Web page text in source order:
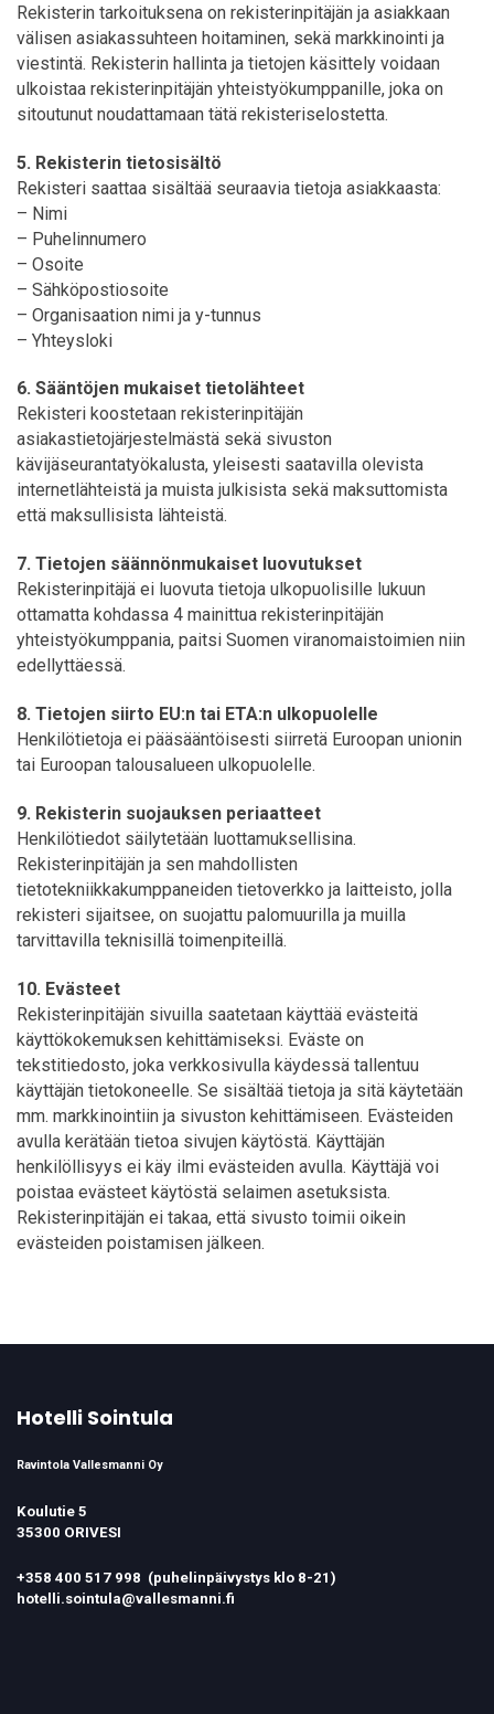
Rekisterin tarkoituksena on rekisterinpitäjän ja asiakkaan
välisen asiakassuhteen hoitaminen, sekä markkinointi ja
viestintä. Rekisterin hallinta ja tietojen käsittely voidaan
ulkoistaa rekisterinpitäjän yhteistyökumppanille, joka on
sitoutunut noudattamaan tätä rekisteriselostetta.
5. Rekisterin tietosisältö
Rekisteri saattaa sisältää seuraavia tietoja asiakkaasta:
– Nimi
– Puhelinnumero
– Osoite
– Sähköpostiosoite
– Organisaation nimi ja y-tunnus
– Yhteysloki
6. Sääntöjen mukaiset tietolähteet
Rekisteri koostetaan rekisterinpitäjän
asiakastietojärjestelmästä sekä sivuston
kävijäseurantatyökalusta, yleisesti saatavilla olevista
internetlähteistä ja muista julkisista sekä maksuttomista
että maksullisista lähteistä.
7. Tietojen säännönmukaiset luovutukset
Rekisterinpitäjä ei luovuta tietoja ulkopuolisille lukuun
ottamatta kohdassa 4 mainittua rekisterinpitäjän
yhteistyökumppania, paitsi Suomen viranomaistoimien niin
edellyttäessä.
8. Tietojen siirto EU:n tai ETA:n ulkopuolelle
Henkilötietoja ei pääsääntöisesti siirretä Euroopan unionin
tai Euroopan talousalueen ulkopuolelle.
9. Rekisterin suojauksen periaatteet
Henkilötiedot säilytetään luottamuksellisina.
Rekisterinpitäjän ja sen mahdollisten
tietotekniikkakumppaneiden tietoverkko ja laitteisto, jolla
rekisteri sijaitsee, on suojattu palomuurilla ja muilla
tarvittavilla teknisillä toimenpiteillä.
10. Evästeet
Rekisterinpitäjän sivuilla saatetaan käyttää evästeitä
käyttökokemuksen kehittämiseksi. Eväste on
tekstitiedosto, joka verkkosivulla käydessä tallentuu
käyttäjän tietokoneelle. Se sisältää tietoja ja sitä käytetään
mm. markkinointiin ja sivuston kehittämiseen. Evästeiden
avulla kerätään tietoa sivujen käytöstä. Käyttäjän
henkilöllisyys ei käy ilmi evästeiden avulla. Käyttäjä voi
poistaa evästeet käytöstä selaimen asetuksista.
Rekisterinpitäjän ei takaa, että sivusto toimii oikein
evästeiden poistamisen jälkeen.
Hotelli Sointula
Ravintola Vallesmanni Oy
Koulutie 5
35300 ORIVESI
+358 400 517 998 (puhelinpäivystys klo 8-21)
hotelli.sointula@vallesmanni.fi